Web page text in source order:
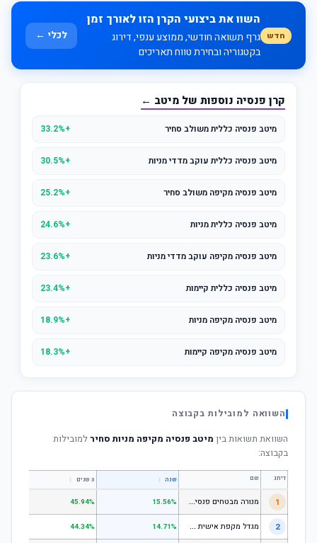
חדש
השוו את ביצועי הקרן הזו לאורך זמן
גרף תשואה חודשי, ממוצע ענפי, דירוג
בקטגוריה ובחירת טווח תאריכים
לכלי ←
קרן פנסיה נוספות של מיטב ←
מיטב פנסיה כללית משולב סחיר +33.2%
מיטב פנסיה כללית עוקב מדדי מניות +30.5%
מיטב פנסיה מקיפה משולב סחיר +25.2%
מיטב פנסיה כללית מניות +24.6%
מיטב פנסיה מקיפה עוקב מדדי מניות +23.6%
מיטב פנסיה כללית קיימות +23.4%
מיטב פנסיה מקיפה מניות +18.9%
מיטב פנסיה מקיפה קיימות +18.3%
השוואה למובילות בקבוצה
השוואת תשואות בין מיטב פנסיה מקיפה מניות סחירלמובילות
בקבוצה:
דירוג שם שנה ↕ 3 שנים ↕
1 מ
נורה מבטחים פנסיה - כללי 15.56%
45.94%
2 מ
גדל מקפת אישית כללי 14.71%
44.34%